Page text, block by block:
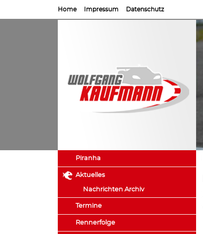
Home Impressum Datenschutz
Piranha
Aktuelles
Nachrichten Archiv
Termine
Rennerfolge